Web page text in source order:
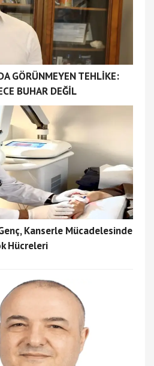
GÖRÜNMEYEN TEHLİKE:
BUHAR DEĞİL
Kanserle Mücadelesinde
Hücreleri